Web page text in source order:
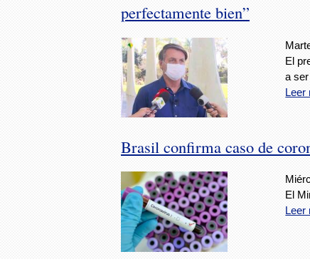
perfectamente bien”
El
a
Leer
Brasil confirma caso de
El
Leer